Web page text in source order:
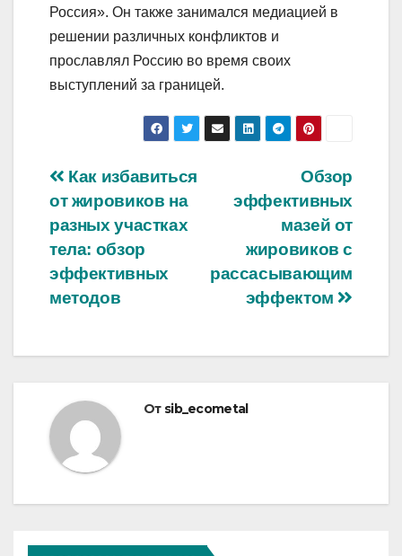
Россия». Он также занимался медиацией в
решении различных конфликтов и
прославлял Россию во время своих
выступлений за границей.
Навигация
по
записям
Обзор
эффективных
мазей от
жировиков с
рассасывающим
эффектом
Как избавиться
от жировиков на
разных участках
тела: обзор
эффективных
методов
От sib_ecometal